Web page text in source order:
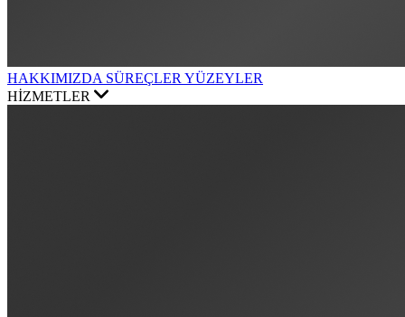
HAKKIMIZDA SÜREÇLER YÜZEYLER
HİZMETLER